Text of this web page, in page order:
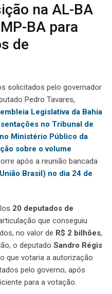
na AL-BA
BA para
de
solicitados pelo governador
Pedro Tavares,
Legislativa da Bahia
no Tribunal de
Ministério Público da
sobre o volume
após a reunião bancada
Brasil) no dia 24 de
20 deputados de
que conseguiu
no valor de R$ 2 bilhões,
o deputado Sandro Régis
que votaria a autorização
pelo governo, após
para a votação.